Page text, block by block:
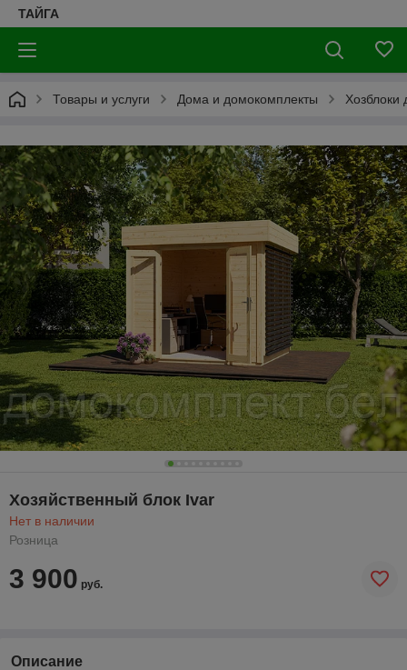
ТАЙГА
Товары и услуги Дома и домокомплекты Хозблоки
Хозяйственный блок Ivar
Нет в наличии
Розница
3 900 руб.
Описание